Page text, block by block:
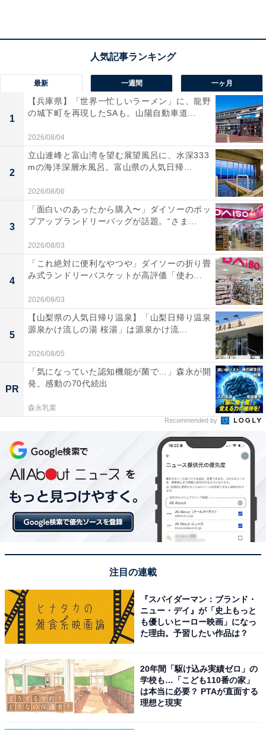
最新 一週間 一ヶ月
1
【兵庫県】「世界一忙しいラーメン」に、龍野
の城下町を再現したSAも。山陽自動車道...
2026/08/04
2
立山連峰と富山湾を望む展望風呂に、水深333
mの海洋深層水風呂。富山県の人気日帰...
2026/08/06
3
「面白いのあったから購入〜」ダイソーのポッ
プアップランドリーバッグが話題。“さま...
2026/08/03
4
「これ絶対に便利なやつや」ダイソーの折り畳
み式ランドリーバスケットが高評価「使わ...
2026/08/03
5
【山梨県の人気日帰り温泉】「山梨日帰り温泉
源泉かけ流しの湯 桜湯」は源泉かけ流...
2026/08/05
PR
「気になっていた認知機能が菌で…」森永が開
発。感動の70代続出
森永乳業
Recommended by
注目の連載
『スパイダーマン：ブランド・
ニュー・デイ』が「史上もっと
も優しいヒーロー映画」になっ
た理由。予習したい作品は？
20年間「駆け込み実績ゼロ」の
学校も…「こども110番の家」
は本当に必要？ PTAが直面する
理想と現実